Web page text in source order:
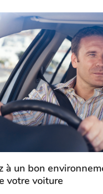
à un bon
votre voiture